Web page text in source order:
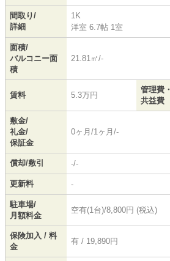
間取り/
詳細
1K
洋室 6.7帖 1室
面積/
バルコニー面
積
21.81㎡/-
賃料 5.3万円
管理費・
共益費
敷金/
礼金/
保証金
0ヶ月/1ヶ月/-
償却/敷引 -/-
更新料 -
駐車場/
月額料金
空有(1台)/8,800円 (税込)
保険加入 / 料
金
有 / 19,890円